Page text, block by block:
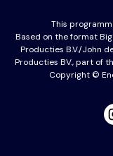
This
Based on the format
Producties B.V./John
Producties BV., part of
Copyright ©